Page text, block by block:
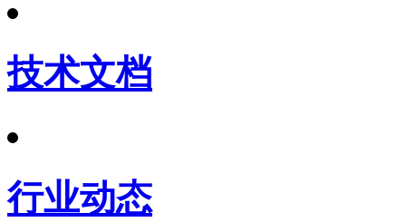
技术文档
行业动态